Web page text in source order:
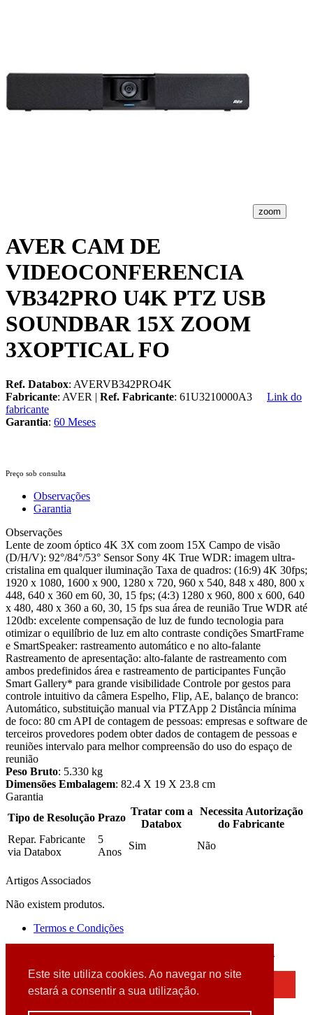
Este site utiliza cookies. Ao navegar no site
estará a consentir a sua utilização.
zoom
AVER CAM DE
VIDEOCONFERENCIA
VB342PRO U4K PTZ USB
SOUNDBAR 15X ZOOM
3XOPTICAL FO
Ref. Databox: AVERVB342PRO4K
Fabricante: AVER | Ref. Fabricante: 61U3210000A3
Link do
fabricante
Garantia: 60 Meses
Preço sob consulta
Observações
Garantia
Observações
Lente de zoom óptico 4K 3X com zoom 15X Campo de visão
(D/H/V): 92°/84°/53° Sensor Sony 4K True WDR: imagem ultra-
cristalina em qualquer iluminação Taxa de quadros: (16:9) 4K 30fps;
1920 x 1080, 1600 x 900, 1280 x 720, 960 x 540, 848 x 480, 800 x
448, 640 x 360 em 60, 30, 15 fps; (4:3) 1280 x 960, 800 x 600, 640
x 480, 480 x 360 a 60, 30, 15 fps sua área de reunião True WDR até
120db: excelente compensação de luz de fundo tecnologia para
otimizar o equilíbrio de luz em alto contraste condições SmartFrame
e SmartSpeaker: rastreamento automático e no alto-falante
Rastreamento de apresentação: alto-falante de rastreamento com
ambos predefinidos área e rastreamento de participantes Função
Smart Gallery* para grande visibilidade Controle por gestos para
controle intuitivo da câmera Espelho, Flip, AE, balanço de branco:
Automático, substituição manual via PTZApp 2 Distância mínima
de foco: 80 cm API de contagem de pessoas: empresas e software de
terceiros provedores podem obter dados de contagem de pessoas e
reuniões intervalo para melhor compreensão do uso do espaço de
reunião
Peso Bruto: 5.330 kg
Dimensões Embalagem: 82.4 X 19 X 23.8 cm
Garantia
Tipo de Resolução Prazo
Tratar com a
Databox
Necessita Autorização
do Fabricante
Repar. Fabricante
via Databox
5
Anos
Sim Não
Artigos Associados
Não existem produtos.
Termos e Condições
Detectamos que está a usar um browser desatualizado